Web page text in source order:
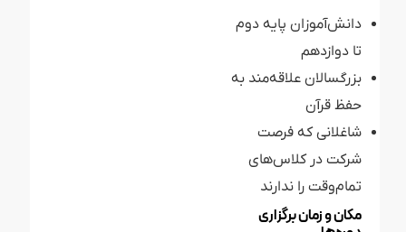
دانش‌آموزان پایه دوم
تا دوازدهم
بزرگسالان علاقه‌مند به
حفظ قرآن
شاغلانی که فرصت
شرکت در کلاس‌های
تمام‌وقت را ندارند
مکان و زمان برگزاری